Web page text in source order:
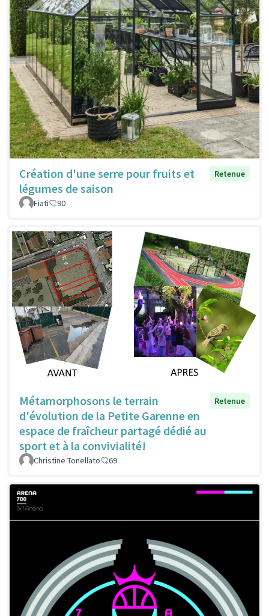
Création d'une serre pour fruits et
légumes de saison
Retenue
Fiati 90
Métamorphosons le terrain
d'évolution de la Petite Garenne en
espace de fraîcheur partagé dédié au
sport et à la convivialité!
Retenue
Christine Tonellato 69